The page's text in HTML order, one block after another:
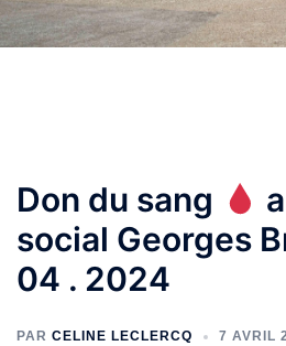
Don du sang
social Georges
04 . 2024
PAR CELINE LECLERCQ 7 AVRIL